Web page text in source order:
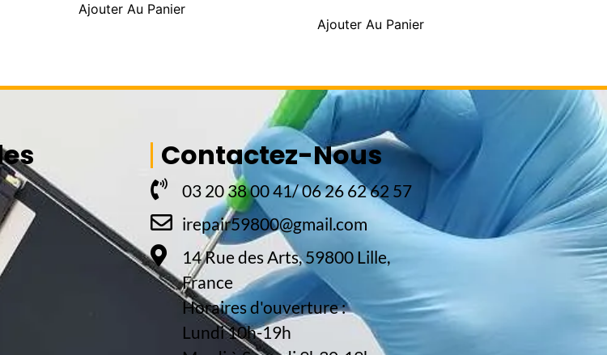
Ajouter Au Panier
Ajouter Au Panier
Contactez-Nous
03 20 38 00 41/ 06 26 62 62 57
irepair59800@gmail.com
14 Rue des Arts, 59800 Lille,
France
Horaires d'ouverture :
Lundi 10h-19h